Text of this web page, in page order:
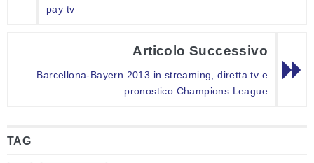
pay tv
Articolo Successivo
Barcellona-Bayern 2013 in streaming, diretta tv e
pronostico Champions League
TAG